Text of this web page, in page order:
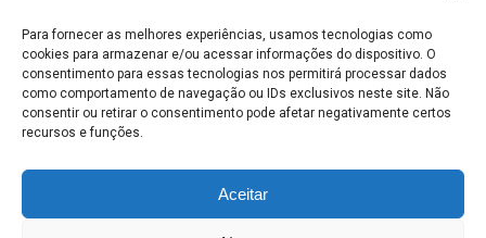
Para fornecer as melhores experiências, usamos tecnologias como
cookies para armazenar e/ou acessar informações do dispositivo. O
consentimento para essas tecnologias nos permitirá processar dados
como comportamento de navegação ou IDs exclusivos neste site. Não
consentir ou retirar o consentimento pode afetar negativamente certos
recursos e funções.
Aceitar
MAPA DO SITE